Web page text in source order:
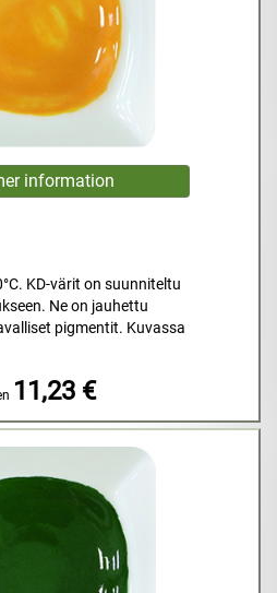
KD-värit on suunniteltu
Ne on jauhettu
pigmentit. Kuvassa
11,23 €